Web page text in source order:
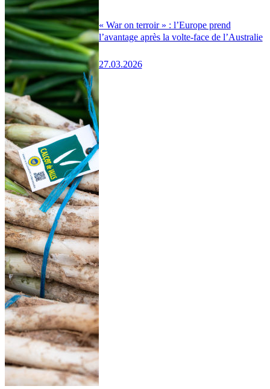
« War on terroir » : l’Europe prend
l’avantage après la volte-face de l’Australie
27.03.2026